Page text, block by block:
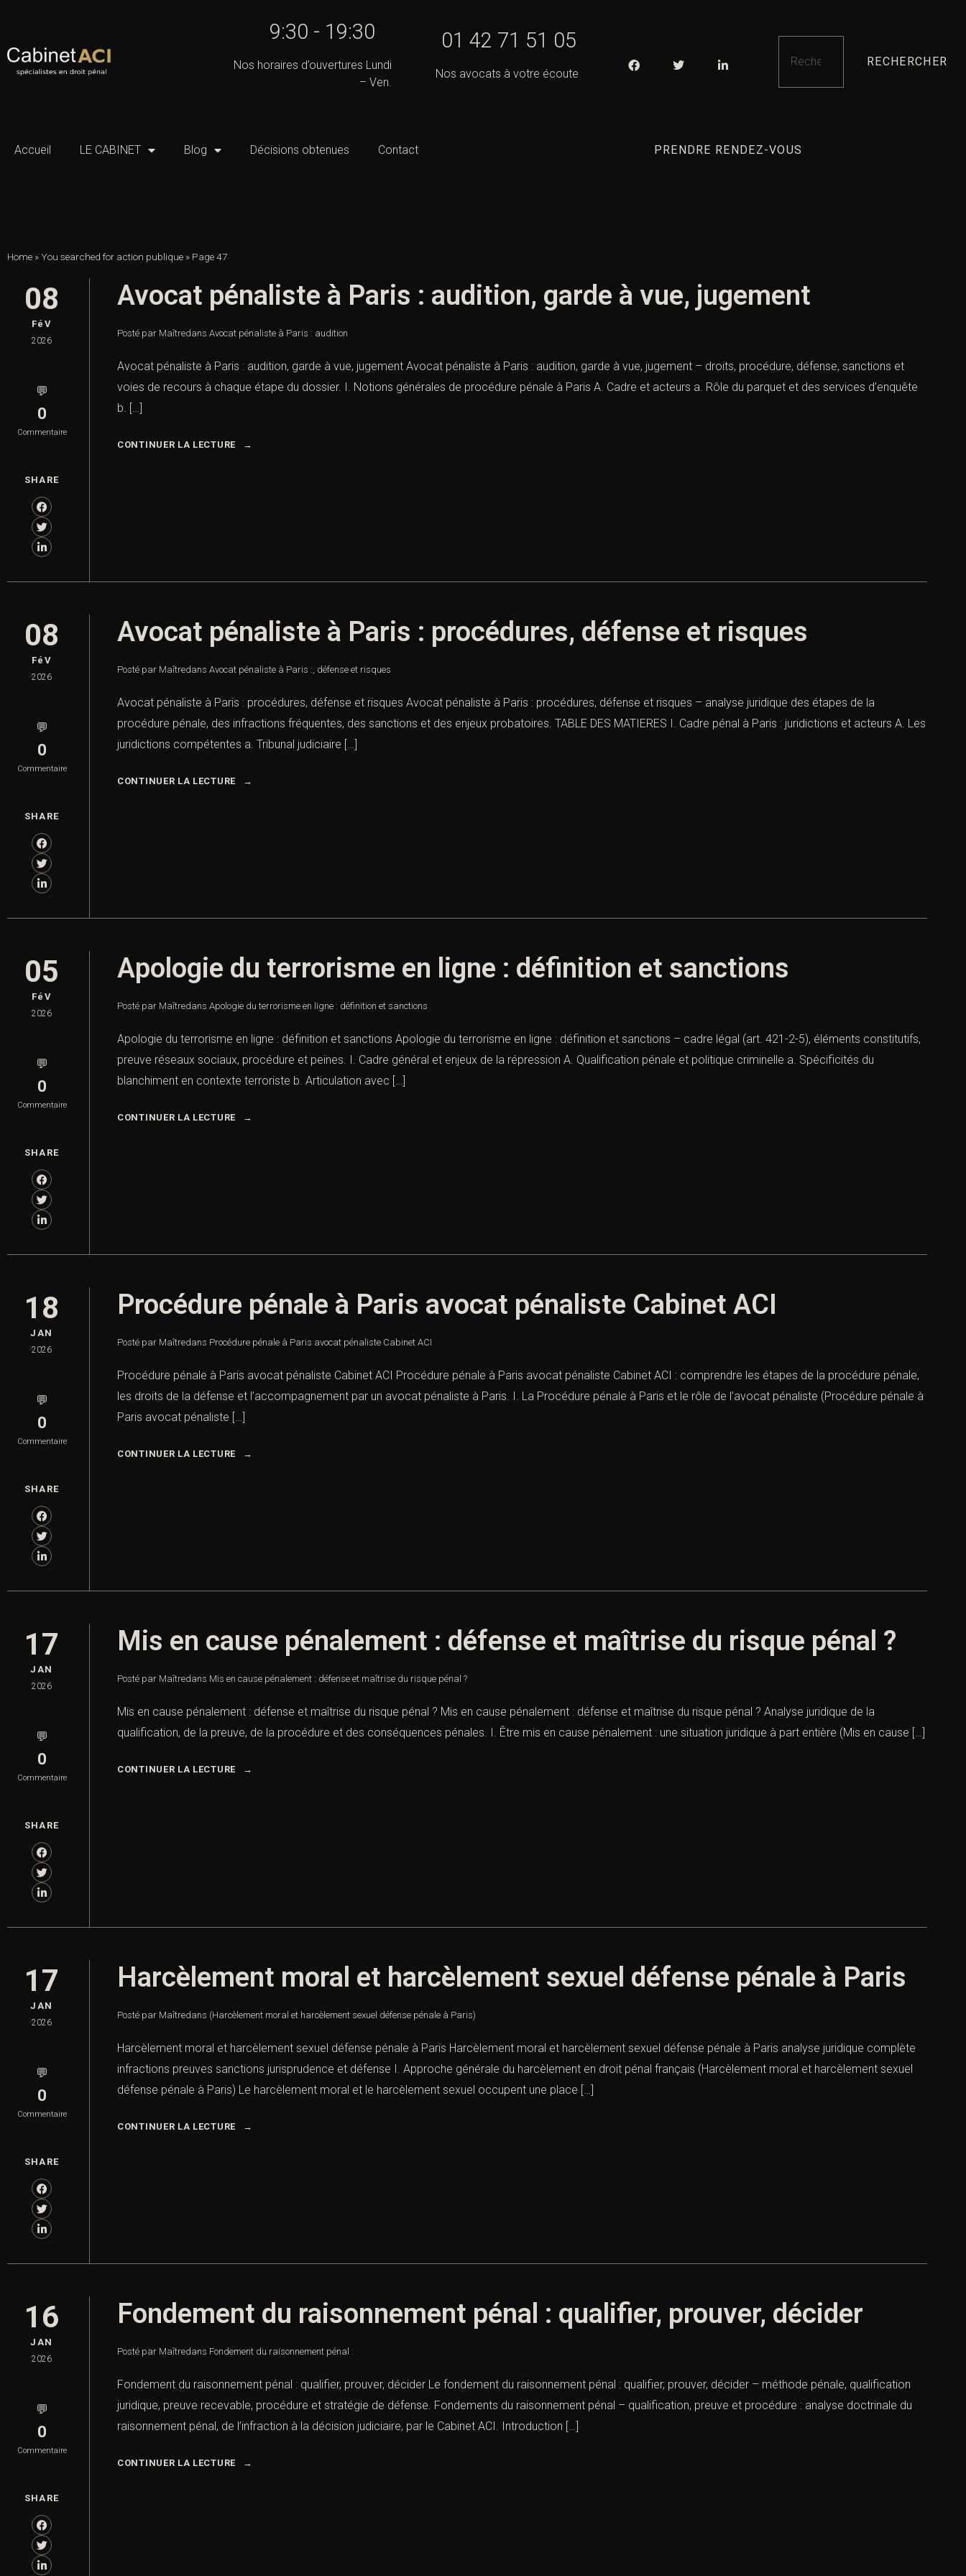
9:30 - 19:30
Nos horaires d’ouvertures Lundi
– Ven.
01 42 71 51 05
Nos avocats à votre écoute
RECHERCHER
Accueil LE CABINET Blog Décisions obtenues Contact PRENDRE RENDEZ-VOUS
Home »You searched for action publique » Page 47
08
FéV
2026
💬
0
Commentaire
SHARE
Avocat pénaliste à Paris : audition, garde à vue, jugement
Posté par Maîtredans Avocat pénaliste à Paris : audition
Avocat pénaliste à Paris : audition, garde à vue, jugement Avocat pénaliste à Paris : audition, garde à vue, jugement – droits, procédure, défense, sanctions et
voies de recours à chaque étape du dossier. I. Notions générales de procédure pénale à Paris A. Cadre et acteurs a. Rôle du parquet et des services d’enquête
b. […]
CONTINUER LA LECTURE
08
FéV
2026
💬
0
Commentaire
SHARE
Avocat pénaliste à Paris : procédures, défense et risques
Posté par Maîtredans Avocat pénaliste à Paris :, défense et risques
Avocat pénaliste à Paris : procédures, défense et risques Avocat pénaliste à Paris : procédures, défense et risques – analyse juridique des étapes de la
procédure pénale, des infractions fréquentes, des sanctions et des enjeux probatoires. TABLE DES MATIERES I. Cadre pénal à Paris : juridictions et acteurs A. Les
juridictions compétentes a. Tribunal judiciaire […]
CONTINUER LA LECTURE
05
FéV
2026
💬
0
Commentaire
SHARE
Apologie du terrorisme en ligne : définition et sanctions
Posté par Maîtredans Apologie du terrorisme en ligne : définition et sanctions
Apologie du terrorisme en ligne : définition et sanctions Apologie du terrorisme en ligne : définition et sanctions – cadre légal (art. 421-2-5), éléments constitutifs,
preuve réseaux sociaux, procédure et peines. I. Cadre général et enjeux de la répression A. Qualification pénale et politique criminelle a. Spécificités du
blanchiment en contexte terroriste b. Articulation avec […]
CONTINUER LA LECTURE
18
JAN
2026
💬
0
Commentaire
SHARE
Procédure pénale à Paris avocat pénaliste Cabinet ACI
Posté par Maîtredans Procédure pénale à Paris avocat pénaliste Cabinet ACI
Procédure pénale à Paris avocat pénaliste Cabinet ACI Procédure pénale à Paris avocat pénaliste Cabinet ACI : comprendre les étapes de la procédure pénale,
les droits de la défense et l’accompagnement par un avocat pénaliste à Paris. I. La Procédure pénale à Paris et le rôle de l’avocat pénaliste (Procédure pénale à
Paris avocat pénaliste […]
CONTINUER LA LECTURE
17
JAN
2026
💬
0
Commentaire
SHARE
Mis en cause pénalement : défense et maîtrise du risque pénal ?
Posté par Maîtredans Mis en cause pénalement : défense et maîtrise du risque pénal ?
Mis en cause pénalement : défense et maîtrise du risque pénal ? Mis en cause pénalement : défense et maîtrise du risque pénal ? Analyse juridique de la
qualification, de la preuve, de la procédure et des conséquences pénales. I. Être mis en cause pénalement : une situation juridique à part entière (Mis en cause […]
CONTINUER LA LECTURE
17
JAN
2026
💬
0
Commentaire
SHARE
Harcèlement moral et harcèlement sexuel défense pénale à Paris
Posté par Maîtredans (Harcèlement moral et harcèlement sexuel défense pénale à Paris)
Harcèlement moral et harcèlement sexuel défense pénale à Paris Harcèlement moral et harcèlement sexuel défense pénale à Paris analyse juridique complète
infractions preuves sanctions jurisprudence et défense I. Approche générale du harcèlement en droit pénal français (Harcèlement moral et harcèlement sexuel
défense pénale à Paris) Le harcèlement moral et le harcèlement sexuel occupent une place […]
CONTINUER LA LECTURE
16
JAN
2026
💬
0
Commentaire
SHARE
Fondement du raisonnement pénal : qualifier, prouver, décider
Posté par Maîtredans Fondement du raisonnement pénal :
Fondement du raisonnement pénal : qualifier, prouver, décider Le fondement du raisonnement pénal : qualifier, prouver, décider – méthode pénale, qualification
juridique, preuve recevable, procédure et stratégie de défense. Fondements du raisonnement pénal – qualification, preuve et procédure : analyse doctrinale du
raisonnement pénal, de l’infraction à la décision judiciaire, par le Cabinet ACI. Introduction […]
CONTINUER LA LECTURE